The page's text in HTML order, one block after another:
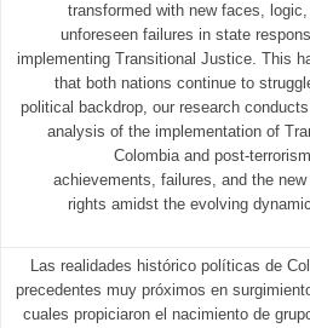
transformed with new faces,
unforeseen failures in state
implementing Transitional Justice. This
that both nations continue to
political backdrop, our research
analysis of the implementation of
Colombia and post-
achievements, failures, and the
rights amidst the evolving
Las realidades histórico políticas de
precedentes muy próximos en
cuales propiciaron el nacimiento de